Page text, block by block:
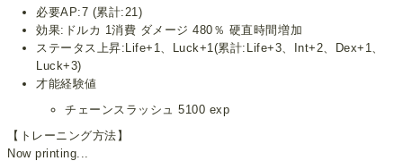
必要AP:7 (累計:21)
効果:ドルカ 1消費 ダメージ 480％ 硬直時間増加
ステータス上昇:Life+1、Luck+1(累計:Life+3、Int+2、Dex+1、
Luck+3)
才能経験値
チェーンスラッシュ 5100 exp
【トレーニング方法】
Now printing...